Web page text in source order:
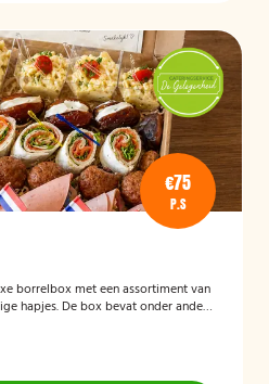
€75
P.S
borrelbox met een assortiment van
hapjes. De box bevat onder andere
borrelhapjes die direct
borrel of bijeenkomst.